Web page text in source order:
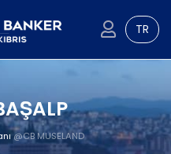
TR
@CB MUSELAND